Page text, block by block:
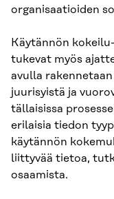
organisaatioiden
Käytännön
tukevat myös
avulla
juurisyistä ja
tällaisissa
erilaisia tiedon
käytännön
liittyvää tietoa,
osaamista.